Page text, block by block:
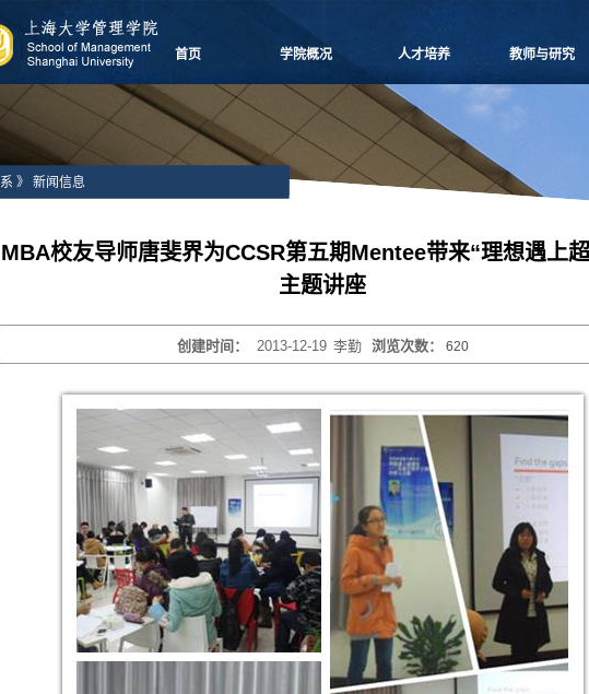
首页 学院概况
学院愿景
院长致辞
学院介绍
党群组织
学系设置
学院制度
学院视频
学院宣传
人才培养
本科生教学
博士生教学
硕士生教学
MBA
物流工程
联合培养
高级培训
教师与研究
人事专栏
研究中心
科研项目
》 新闻信息
MBA校友导师唐斐界为CCSR第五期Mentee带来“理想遇上
主题讲座
创建时间： 2013-12-19 李勤 浏览次数： 620